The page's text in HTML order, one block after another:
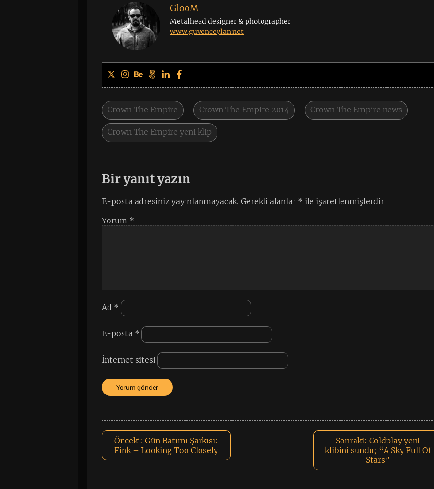
GlooM
Metalhead designer & photographer
www.guvenceylan.net
Crown The Empire Crown The Empire 2014 Crown The Empire news
Crown The Empire yeni klip
Bir yanıt yazın
E-posta adresiniz yayınlanmayacak. Gerekli alanlar * ile işaretlenmişlerdir
Yorum *
Ad *
E-posta *
İnternet sitesi
Önceki: Gün Batımı Şarkısı:
Fink – Looking Too Closely
Sonraki: Coldplay yeni
klibini sundu; “A Sky Full Of
Stars”